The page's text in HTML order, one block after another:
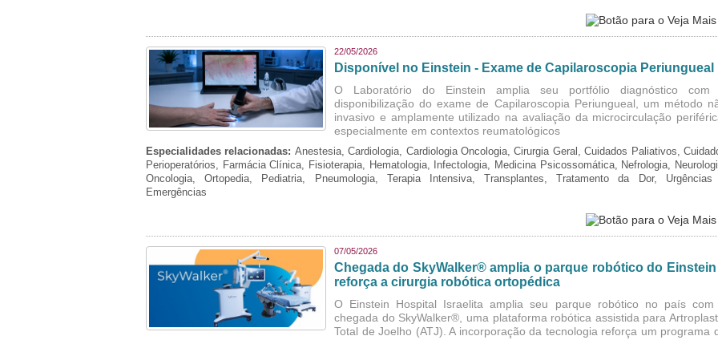
22/05/2026
Disponível no Einstein - Exame de Capilaroscopia Periungueal
O Laboratório do Einstein amplia seu portfólio diagnóstico com
disponibilização do exame de Capilaroscopia Periungueal, um método
invasivo e amplamente utilizado na avaliação da microcirculação
especialmente em contextos reumatológicos
Especialidades relacionadas: Anestesia, Cardiologia, Cardiologia Oncologia, Cirurgia Geral, Cuidados Paliativos,
Perioperatórios, Farmácia Clínica, Fisioterapia, Hematologia, Infectologia, Medicina Psicossomática, Nefrologia,
Oncologia, Ortopedia, Pediatria, Pneumologia, Terapia Intensiva, Transplantes, Tratamento da Dor,
Emergências
07/05/2026
Chegada do SkyWalker® amplia o parque robótico do Einstein
reforça a cirurgia robótica ortopédica
O Einstein Hospital Israelita amplia seu parque robótico no país com
chegada do SkyWalker®, uma plataforma robótica assistida para
Total de Joelho (ATJ). A incorporação da tecnologia reforça um programa